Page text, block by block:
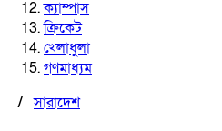
ক্যাম্পাস
ক্রিকেট
খেলাধুলা
গণমাধ্যম
/সারাদেশ